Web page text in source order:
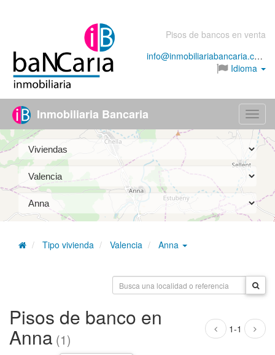
Pisos de bancos en venta
info@inmobiliariabancaria.com
Idioma
Menú
Inmobiliaria Bancaria
Tipo vivienda Valencia Anna
1-1
Pisos de banco en
Anna (1)